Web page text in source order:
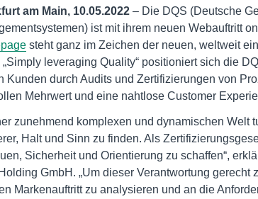
am Main, 10.05.2022 – Die DQS (Deutsche
ist mit ihrem neuen Webauftritt
steht ganz im Zeichen der neuen, weltweit
leveraging Quality“ positioniert sich die
Kunden durch Audits und Zertifizierungen von
Mehrwert und eine nahtlose Customer
zunehmend komplexen und dynamischen Welt
Halt und Sinn zu finden. Als
Sicherheit und Orientierung zu schaffen“,
GmbH. „Um dieser Verantwortung
Markenauftritt zu analysieren und an die